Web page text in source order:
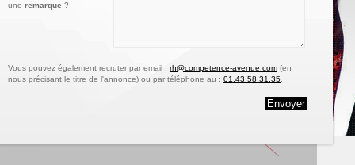
une remarque ?
Vous pouvez également recruter par email : rh@competence-avenue.com (en
nous précisant le titre de l'annonce) ou par téléphone au : 01.43.58.31.35